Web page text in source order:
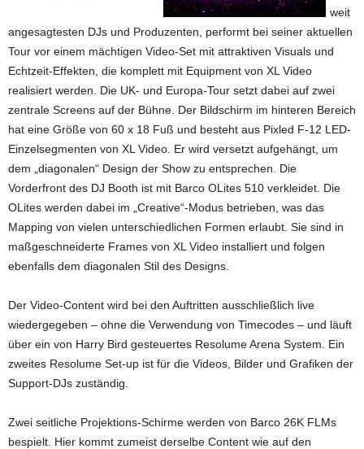
weit
angesagtesten DJs und Produzenten, performt bei seiner aktuellen
Tour vor einem mächtigen Video-Set mit attraktiven Visuals und
Echtzeit-Effekten, die komplett mit Equipment von XL Video
realisiert werden. Die UK- und Europa-Tour setzt dabei auf zwei
zentrale Screens auf der Bühne. Der Bildschirm im hinteren Bereich
hat eine Größe von 60 x 18 Fuß und besteht aus Pixled F-12 LED-
Einzelsegmenten von XL Video. Er wird versetzt aufgehängt, um
dem „diagonalen“ Design der Show zu entsprechen. Die
Vorderfront des DJ Booth ist mit Barco OLites 510 verkleidet. Die
OLites werden dabei im „Creative“-Modus betrieben, was das
Mapping von vielen unterschiedlichen Formen erlaubt. Sie sind in
maßgeschneiderte Frames von XL Video installiert und folgen
ebenfalls dem diagonalen Stil des Designs.
Der Video-Content wird bei den Auftritten ausschließlich live
wiedergegeben – ohne die Verwendung von Timecodes – und läuft
über ein von Harry Bird gesteuertes Resolume Arena System. Ein
zweites Resolume Set-up ist für die Videos, Bilder und Grafiken der
Support-DJs zuständig.
Zwei seitliche Projektions-Schirme werden von Barco 26K FLMs
bespielt. Hier kommt zumeist derselbe Content wie auf den